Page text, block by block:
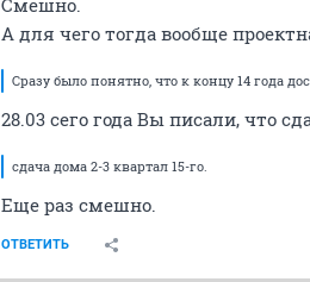
Смешно.
А для чего тогда вообще
Сразу было понятно, что к концу 14 года
28.03 сего года Вы писали, что
сдача дома 2-3 квартал 15-го.
Еще раз смешно.
ОТВЕТИТЬ